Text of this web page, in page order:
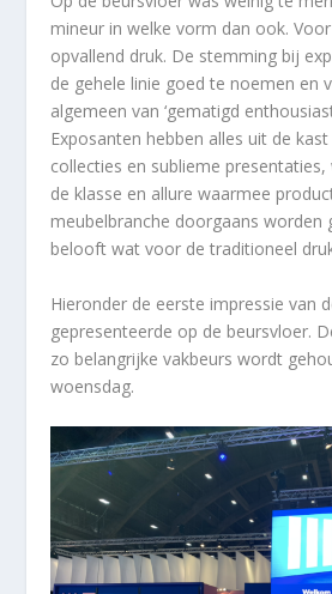
mineur in welke vorm dan ook.
opvallend druk. De stemming bij
de gehele linie goed te noemen en
algemeen van ‘gematigd
Exposanten hebben alles uit de
collecties en sublieme
de klasse en allure waarmee
meubelbranche doorgaans
belooft wat voor de traditioneel
Hieronder de eerste impressie van
gepresenteerde op de beursvloer.
zo belangrijke vakbeurs wordt
woensdag.